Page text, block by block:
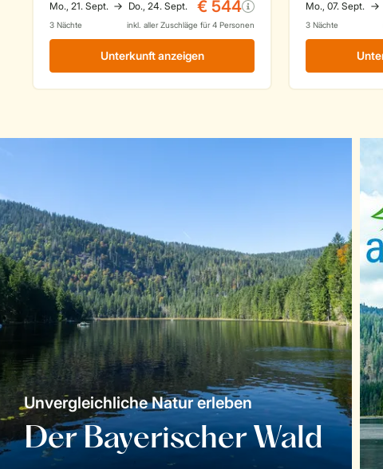
Der Bayerischer Wald
Unvergleichliche Natur erleben